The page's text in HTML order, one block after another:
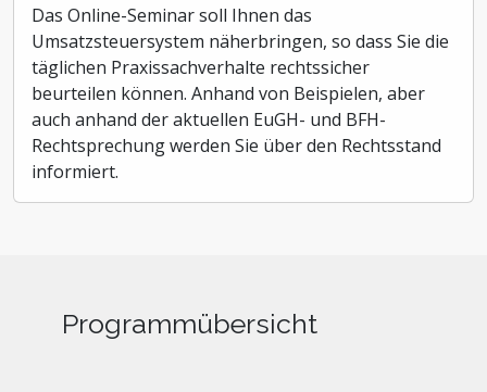
Das Online-Seminar soll Ihnen das
Umsatzsteuersystem näherbringen, so dass Sie die
täglichen Praxissachverhalte rechtssicher
beurteilen können. Anhand von Beispielen, aber
auch anhand der aktuellen EuGH- und BFH-
Rechtsprechung werden Sie über den Rechtsstand
informiert.
Programmübersicht